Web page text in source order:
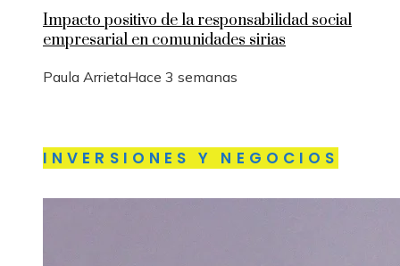
Impacto positivo de la responsabilidad social
empresarial en comunidades sirias
Paula ArrietaHace 3 semanas
INVERSIONES Y NEGOCIOS